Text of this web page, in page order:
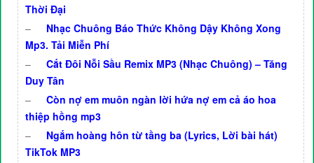
Thời Đại
–
Nhạc Chuông Báo Thức Không Dậy Không Xong
Mp3. Tải Miễn Phí
–
Cắt Đôi Nỗi Sầu Remix MP3 (Nhạc Chuông) – Tăng
Duy Tân
–
Còn nợ em muôn ngàn lời hứa nợ em cả áo hoa
thiệp hồng mp3
–
Ngắm hoàng hôn từ tầng ba (Lyrics, Lời bài hát)
TikTok MP3